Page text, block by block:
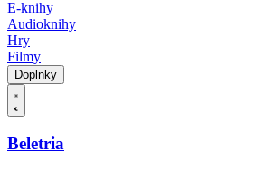
E-knihy
Audioknihy
Hry
Filmy
Doplnky
Beletria